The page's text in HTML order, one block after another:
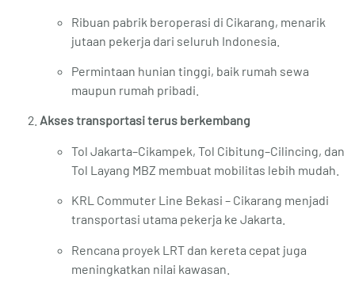
Ribuan pabrik beroperasi di Cikarang, menarik
jutaan pekerja dari seluruh Indonesia.
Permintaan hunian tinggi, baik rumah sewa
maupun rumah pribadi.
Akses transportasi terus berkembang
Tol Jakarta–Cikampek, Tol Cibitung–Cilincing, dan
Tol Layang MBZ membuat mobilitas lebih mudah.
KRL Commuter Line Bekasi – Cikarang menjadi
transportasi utama pekerja ke Jakarta.
Rencana proyek LRT dan kereta cepat juga
meningkatkan nilai kawasan.